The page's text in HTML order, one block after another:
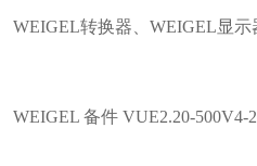
WEIGEL转换器、WEIGEL显示
WEIGEL 备件 VUE2.20-500V4-